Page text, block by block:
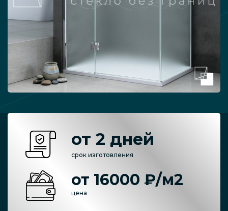
от 2 дней
срок изготовления
от 16000 ₽/м2
цена